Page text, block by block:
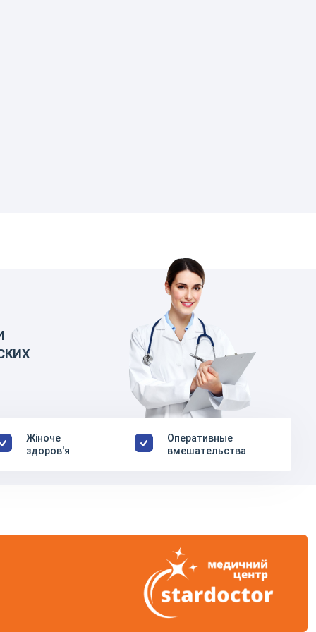
Жіноче
здоров'я
Оперативные
вмешательства